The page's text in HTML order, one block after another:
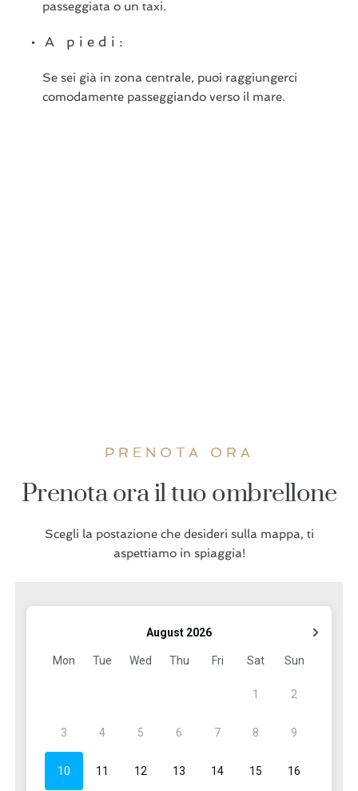
passeggiata o un taxi.
A piedi:
Se sei già in zona centrale, puoi raggiungerci
comodamente passeggiando verso il mare.
PRENOTA ORA
Prenota ora il tuo ombrellone
Scegli la postazione che desideri sulla mappa, ti
aspettiamo in spiaggia!